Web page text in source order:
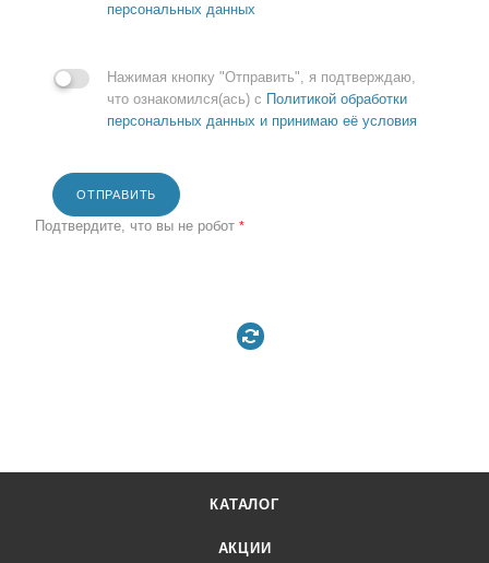
персональных данных
Нажимая кнопку "Отправить", я подтверждаю,
что ознакомился(ась) с Политикой обработки
персональных данных и принимаю её условия
ОТПРАВИТЬ
Подтвердите, что вы не робот *
КАТАЛОГ
АКЦИИ